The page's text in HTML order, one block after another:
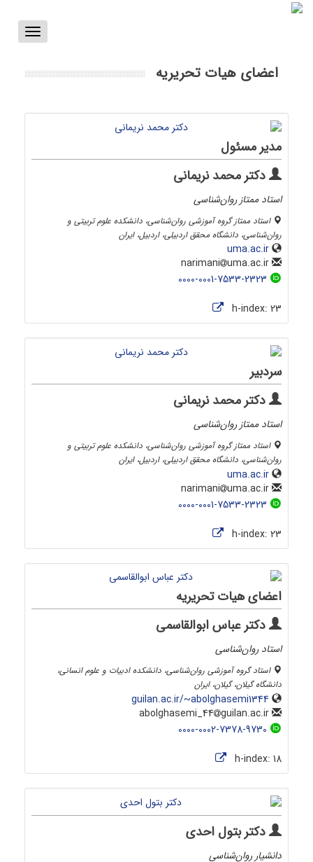
Toggle
اعضای هیات تحریریه
مدیر مسئول
دکتر محمد نریمانی
استاد ممتاز روان‌شناسی
استاد ممتاز گروه آموزشی روان‌شناسی، دانشکده علوم تربیتی و
روان‌شناسی، دانشگاه محقق اردبیلی، اردبیل، ایران
uma.ac.ir
uma.ac.ir
0000-0001-7533-2323
h-index: 23
سردبیر
دکتر محمد نریمانی
استاد ممتاز روان‌شناسی
استاد ممتاز گروه آموزشی روان‌شناسی، دانشکده علوم تربیتی و
روان‌شناسی، دانشگاه محقق اردبیلی، اردبیل، ایران
uma.ac.ir
uma.ac.ir
0000-0001-7533-2323
h-index: 23
اعضای هیات تحریریه
دکتر عباس ابوالقاسمی
استاد روان‌شناسی
استاد گروه آموزشی روان‌شناسی، دانشکده ادبیات و علوم انسانی،
دانشگاه گیلان، گیلان، ایران
guilan.ac.ir/~abolghasemi1344
guilan.ac.ir
0000-0002-7378-9730
h-index: 18
دکتر بتول احدی
دانشیار روان‌شناسی